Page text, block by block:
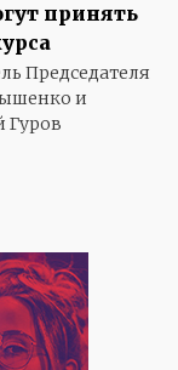
принять
Председателя
и
Гуров